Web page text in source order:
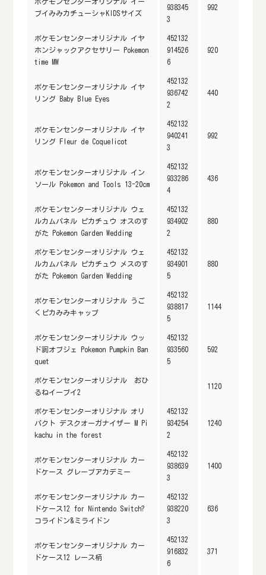
ブイみみカチューシャKIDSサイズ
938345
3
992
ポケモンセンターオリジナル イヤ
ホンジャックアクセサリー Pokemon
time MW
452132
914526
6
920
ポケモンセンターオリジナル イヤ
リング Baby Blue Eyes
452132
936742
2
440
ポケモンセンターオリジナル イヤ
リング Fleur de Coquelicot
452132
940241
3
992
ポケモンセンターオリジナル イン
ソール Pokemon and Tools 13-20cm
452132
933286
4
436
ポケモンセンターオリジナル ウェ
ルカムパネル ピカチュウ オスのす
がた Pokemon Garden Wedding
452132
934902
2
880
ポケモンセンターオリジナル ウェ
ルカムパネル ピカチュウ メスのす
がた Pokemon Garden Wedding
452132
934901
5
880
ポケモンセンターオリジナル うご
くピカみみキャップ
452132
938817
5
1144
ポケモンセンターオリジナル ウッ
ド調オブジェ Pokemon Pumpkin Ban
quet
452132
933560
5
592
ポケモンセンターオリジナル おひ
るねイーブイ2
1120
ポケモンセンターオリジナル オリ
パクト デスクオーガナイザー M Pi
kachu in the forest
452132
934254
2
1240
ポケモンセンターオリジナル カー
ドケース グレープアカデミー
452132
938639
3
1400
ポケモンセンターオリジナル カー
ドケース12 for Nintendo Switch?
コライドン&ミライドン
452132
938220
3
636
ポケモンセンターオリジナル カー
ドケース12 レース柄
452132
916832
6
371